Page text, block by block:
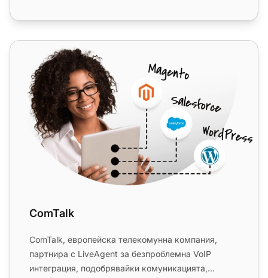
ComTalk
ComTalk
ComTalk, европейска телекомунна компания,
партнира с LiveAgent за безпроблемна VoIP
интеграция, подобрявайки комуникацията,